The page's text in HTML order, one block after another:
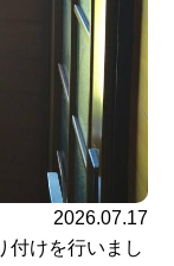
2026.07.17
付けを行いまし